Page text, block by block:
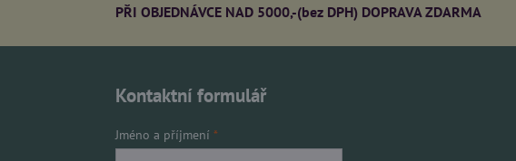
PŘI OBJEDNÁVCE NAD 5000,-(bez DPH) DOPRAVA ZDARMA
Kontaktní formulář
Jméno a příjmení*